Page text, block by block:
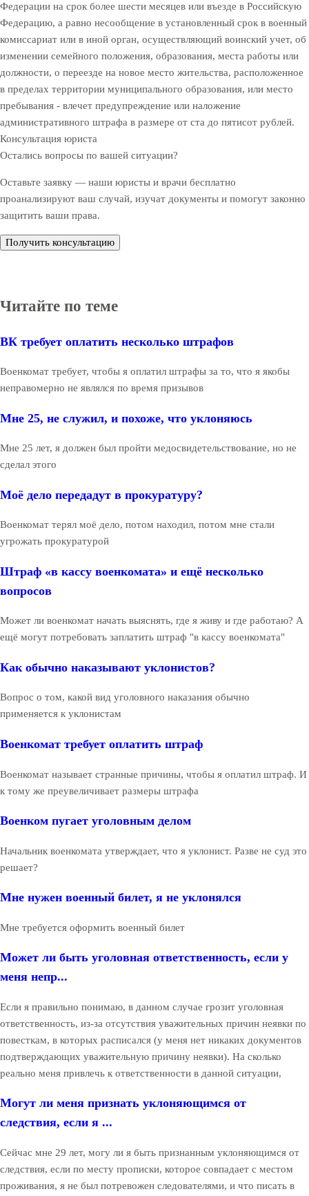
Федерации на срок более шести месяцев или въезде в Российскую
Федерацию, а равно несообщение в установленный срок в военный
комиссариат или в иной орган, осуществляющий воинский учет, об
изменении семейного положения, образования, места работы или
должности, о переезде на новое место жительства, расположенное
в пределах территории муниципального образования, или место
пребывания - влечет предупреждение или наложение
административного штрафа в размере от ста до пятисот рублей.
Консультация юриста
Остались вопросы по вашей ситуации?
Оставьте заявку — наши юристы и врачи бесплатно
проанализируют ваш случай, изучат документы и помогут законно
защитить ваши права.
Получить консультацию
Читайте по теме
ВК требует оплатить несколько штрафов
Военкомат требует, чтобы я оплатил штрафы за то, что я якобы
неправомерно не являлся по время призывов
Мне 25, не служил, и похоже, что уклоняюсь
Мне 25 лет, я должен был пройти медосвидетельствование, но не
сделал этого
Моё дело передадут в прокуратуру?
Военкомат терял моё дело, потом находил, потом мне стали
угрожать прокуратурой
Штраф «в кассу военкомата» и ещё несколько
вопросов
Может ли военкомат начать выяснять, где я живу и где работаю? А
ещё могут потребовать заплатить штраф "в кассу военкомата"
Как обычно наказывают уклонистов?
Вопрос о том, какой вид уголовного наказания обычно
применяется к уклонистам
Военкомат требует оплатить штраф
Военкомат называет странные причины, чтобы я оплатил штраф. И
к тому же преувеличивает размеры штрафа
Военком пугает уголовным делом
Начальник военкомата утверждает, что я уклонист. Разве не суд это
решает?
Мне нужен военный билет, я не уклонялся
Мне требуется оформить военный билет
Может ли быть уголовная ответственность, если у
меня непр...
Если я правильно понимаю, в данном случае грозит уголовная
ответственность, из-за отсутствия уважительных причин неявки по
повесткам, в которых расписался (у меня нет никаких документов
подтверждающих уважительную причину неявки). На сколько
реально меня привлечь к ответственности в данной ситуации,
Могут ли меня признать уклоняющимся от
следствия, если я ...
Сейчас мне 29 лет, могу ли я быть признанным уклоняющимся от
следствия, если по месту прописки, которое совпадает с местом
проживания, я не был потревожен следователями, и что писать в